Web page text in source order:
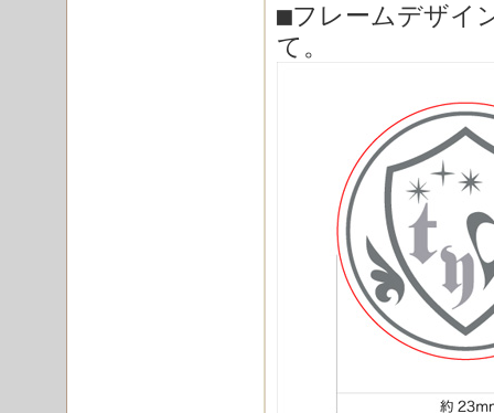
■フレームデザイ
て。